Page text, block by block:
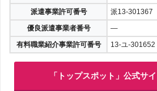
派遣事業許可番号
派13-301367
優良派遣事業者番号
—
有料職業紹介事業許可番号
13-ユ-301652
「トップスポット」公式サ